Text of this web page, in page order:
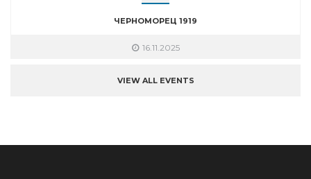
ЧЕРНОМОРЕЦ 1919
16.11.2025
VIEW ALL EVENTS